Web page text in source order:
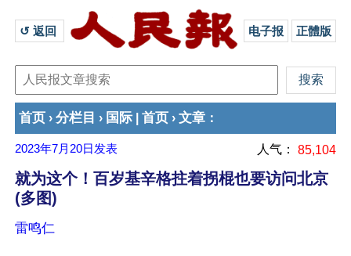
↺ 返回 电子报 正體版
首页 › 分栏目 › 国际 首页 › 文章 ：
2023年7月20日 发表 人气： 85,104
就为这个！百岁基辛格拄着拐棍也要访问北京
(多图)
雷鸣仁